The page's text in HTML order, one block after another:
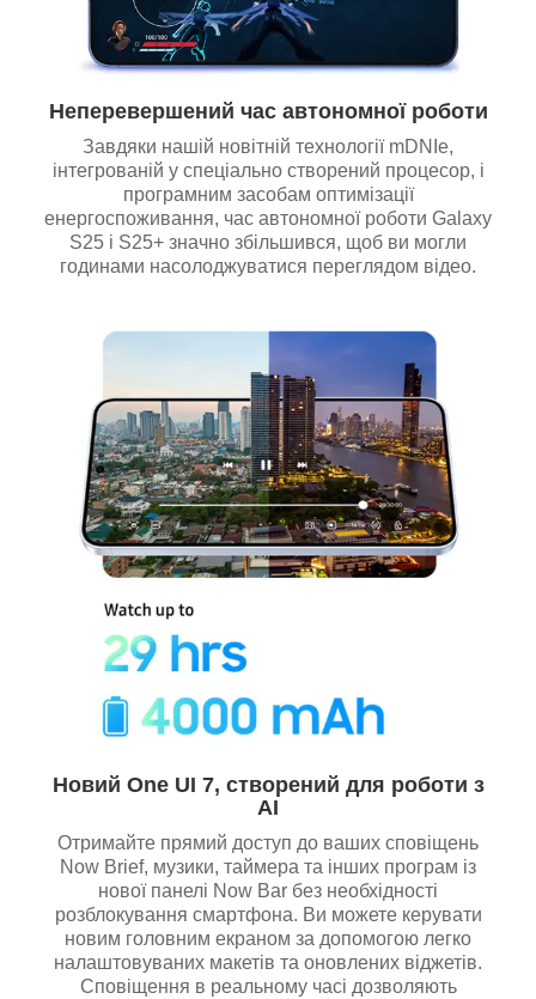
Неперевершений час автономної роботи
Завдяки нашій новітній технології mDNIe,
інтегрованій у спеціально створений процесор, і
програмним засобам оптимізації
енергоспоживання, час автономної роботи Galaxy
S25 і S25+ значно збільшився, щоб ви могли
годинами насолоджуватися переглядом відео.
Новий One UI 7, створений для роботи з
AI
Отримайте прямий доступ до ваших сповіщень
Now Brief, музики, таймера та інших програм із
нової панелі Now Bar без необхідності
розблокування смартфона. Ви можете керувати
новим головним екраном за допомогою легко
налаштовуваних макетів та оновлених віджетів.
Сповіщення в реальному часі дозволяють